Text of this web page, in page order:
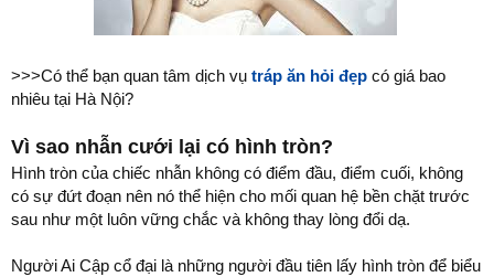
>>>Có thể bạn quan tâm dịch vụ tráp ăn hỏi đẹp có giá bao
nhiêu tại Hà Nội?
Vì sao nhẫn cưới lại có hình tròn?
Hình tròn của chiếc nhẫn không có điểm đầu, điểm cuối, không
có sự đứt đoạn nên nó thể hiện cho mối quan hệ bền chặt trước
sau như một luôn vững chắc và không thay lòng đổi dạ.
Người Ai Cập cổ đại là những người đầu tiên lấy hình tròn để biểu